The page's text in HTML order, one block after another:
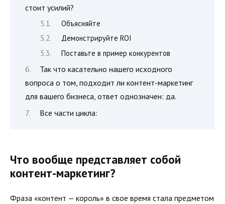
стоит усилий?
Объясняйте
Демонстрируйте ROI
Поставьте в пример конкурентов
Так что касательно нашего исходного
вопроса о том, подходит ли контент-маркетинг
для вашего бизнеса, ответ однозначен: да.
Все части цикла:
Что вообще представляет собой
контент-маркетинг?
Фраза «контент — король» в свое время стала предметом